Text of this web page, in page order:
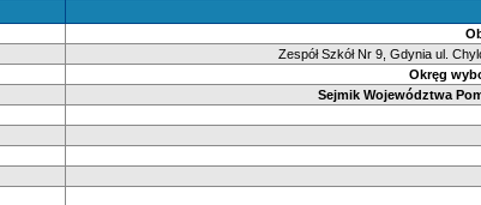
Zespół Szkół Nr 9, Gdynia ul.
Okręg
Sejmik Województwa